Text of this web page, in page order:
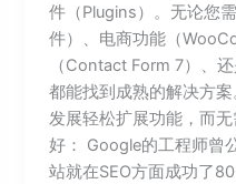
件（Plugins）。无论您
件）、电商功能（
（Contact Form 7）、
都能找到成熟的解决方
发展轻松扩展功能，而
好： Google的工程师曾
站就在SEO方面成功了